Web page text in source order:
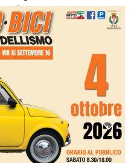
2026
FEDELE FENAROLI
€ 11,10